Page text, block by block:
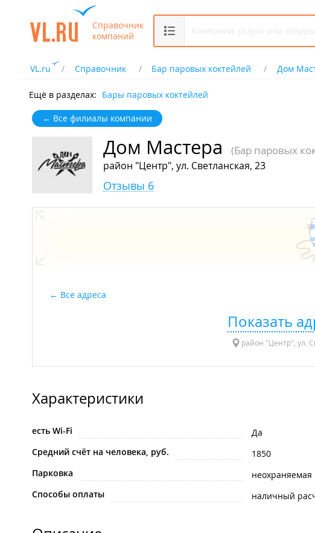
Справочник
компаний
VL.ru Справочник Бар паровых коктейлей Дом
Ещё в разделах: Бары паровых коктейлей
← Все филиалы компании
Дом Мастера (Бар паровых
район "Центр", ул. Светланская, 23
Отзывы 6
Все адреса
Показать
район "Центр", ул.
Характеристики
есть Wi-Fi
Да
Средний счёт на человека, руб.
1850
Парковка
неохраняемая
Способы оплаты
наличный